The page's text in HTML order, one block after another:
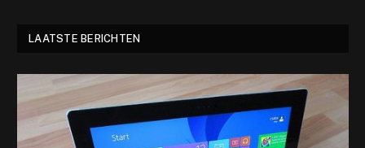
LAATSTE BERICHTEN